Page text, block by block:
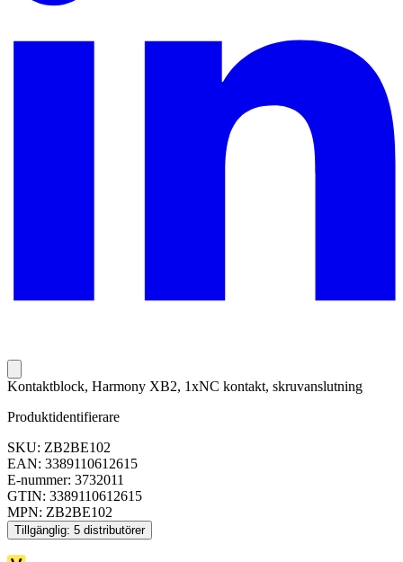
Kontaktblock, Harmony XB2, 1xNC kontakt, skruvanslutning
Produktidentifierare
SKU: ZB2BE102
EAN: 3389110612615
E-nummer: 3732011
GTIN: 3389110612615
MPN: ZB2BE102
Tillgänglig: 5 distributörer